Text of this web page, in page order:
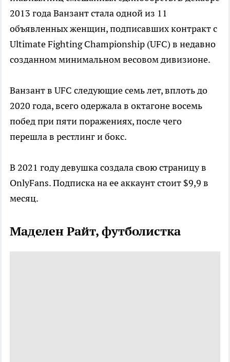
2013 года Ванзант стала одной из 11
объявленных женщин, подписавших контракт с
Ultimate Fighting Championship (UFC) в недавно
созданном минимальном весовом дивизионе.
Ванзант в UFC следующие семь лет, вплоть до
2020 года, всего одержала в октагоне восемь
побед при пяти поражениях, после чего
перешла в рестлинг и бокс.
В 2021 году девушка создала свою страницу в
OnlyFans. Подписка на ее аккаунт стоит $9,9 в
месяц.
Маделен Райт, футболистка